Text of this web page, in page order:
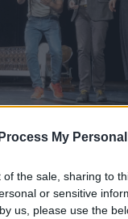
My
of the sale, sharing to
or sensitive
us, please use the
Szabó
van még